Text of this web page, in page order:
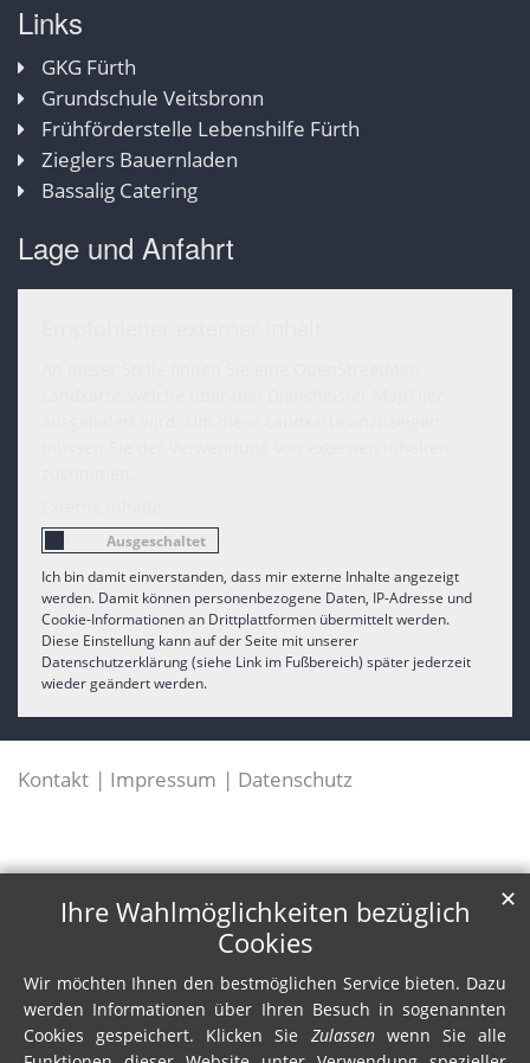
Links
GKG Fürth
Grundschule Veitsbronn
Frühförderstelle Lebenshilfe Fürth
Zieglers Bauernladen
Bassalig Catering
Lage und Anfahrt
Ich bin damit einverstanden, dass mir externe Inhalte angezeigt
werden. Damit können personenbezogene Daten, IP-Adresse und
Cookie-Informationen an Drittplattformen übermittelt werden.
Diese Einstellung kann auf der Seite mit unserer
Datenschutzerklärung (siehe Link im Fußbereich) später jederzeit
wieder geändert werden.
Kontakt Impressum Datenschutz
Ihre Wahlmöglichkeiten bezüglich
Cookies
Wir möchten Ihnen den bestmöglichen Service bieten. Dazu
werden Informationen über Ihren Besuch in sogenannten
Cookies gespeichert. Klicken Sie Zulassenwenn Sie alle
✕